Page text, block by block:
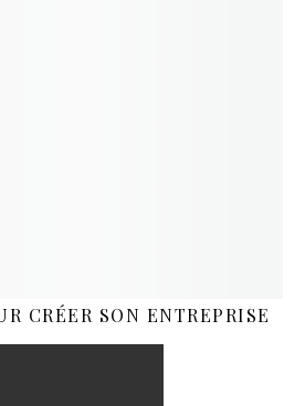
CRÉER SON ENTREPRISE